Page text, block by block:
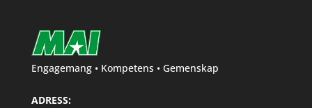
Engagemang • Kompetens • Gemenskap
ADRESS: